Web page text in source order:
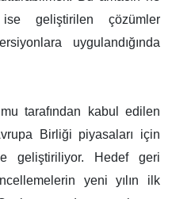
geliştirilen çözümler
uygulandığında
tarafından kabul edilen
Birliği piyasaları için
geliştiriliyor. Hedef geri
yeni yılın ilk